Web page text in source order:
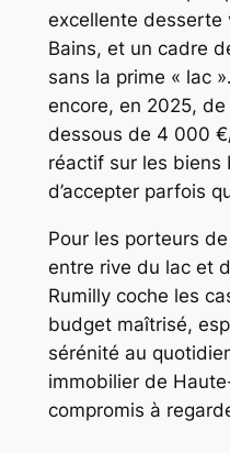
excellente desserte
Bains, et un cadre
sans la prime « lac
encore, en 2025,
dessous de 4 000
réactif sur les biens
d’accepter parfois
Pour les porteurs
entre rive du lac et
Rumilly coche les
budget maîtrisé,
sérénité au
immobilier de
compromis à